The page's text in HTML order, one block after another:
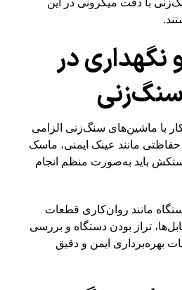
با دقت میکرونی در این
نگهداری در
با ماشین‌های سنگ‌زنی الزامی
مانند عینک ایمنی، ماسک
باید به‌صورت منظم انجام
مانند روان‌کاری قطعات
تراز بودن دستگاه و بررسی
بهره‌برداری ایمن و دقیق